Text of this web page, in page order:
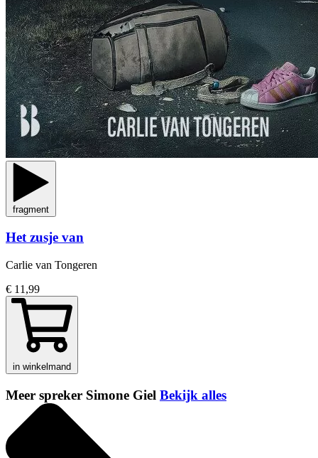
fragment
Het zusje van
Carlie van Tongeren
€ 11,99
in winkelmand
Meer spreker Simone Giel Bekijk alles